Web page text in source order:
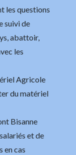
les questions
suivi de
abattoir,
les
Agricole
du matériel
Bisanne
et de
en cas